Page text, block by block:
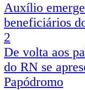
Auxílio
beneficiários
2
De volta aos
do RN se
Papódromo